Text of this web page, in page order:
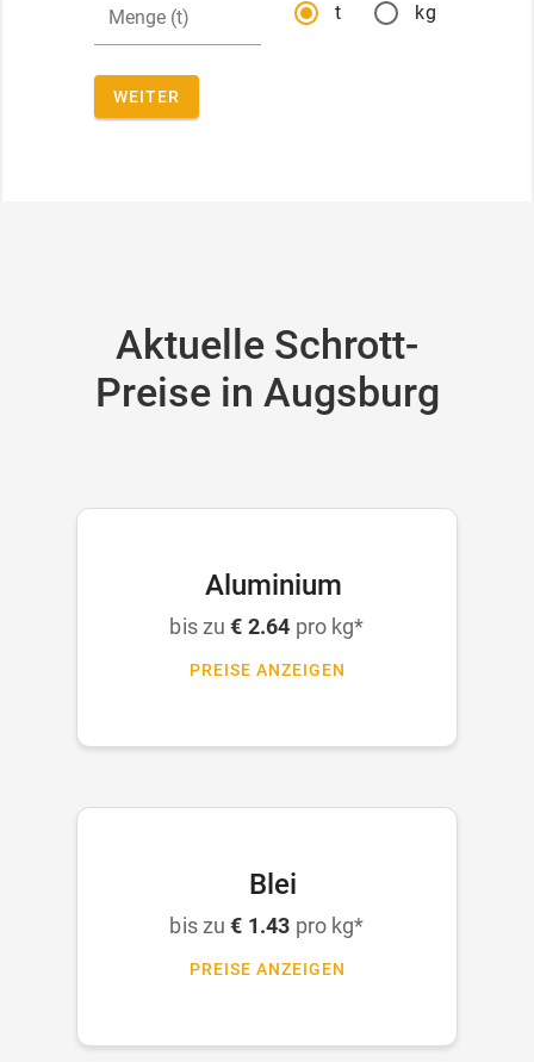
t kg
WEITER
Aktuelle Schrott-
Preise in Augsburg
Aluminium
bis zu€ 2.64 pro kg*
PREISE ANZEIGEN
Blei
bis zu€ 1.43 pro kg*
PREISE ANZEIGEN